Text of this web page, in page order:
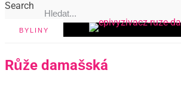
Search
BYLINY
Růže damašská